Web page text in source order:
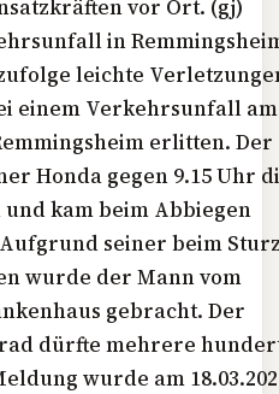
vor Ort. (gj)
in
leichte
einem Verkehrsunfall am
erlitten. Der
Honda gegen 9.15 Uhr
kam beim Abbiegen
seiner beim
wurde der Mann vom
gebracht. Der
dürfte mehrere
wurde am